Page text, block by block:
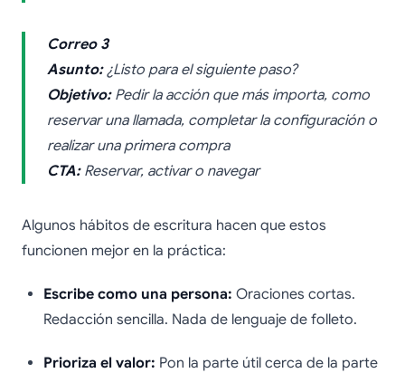
Correo 3
Asunto:¿Listo para el siguiente paso?
Objetivo:Pedir la acción que más importa, como
reservar una llamada, completar la configuración o
realizar una primera compra
CTA:Reservar, activar o navegar
Algunos hábitos de escritura hacen que estos
funcionen mejor en la práctica:
Escribe como una persona: Oraciones cortas.
Redacción sencilla. Nada de lenguaje de folleto.
Prioriza el valor: Pon la parte útil cerca de la parte